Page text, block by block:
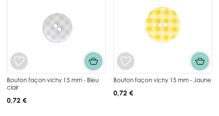
Bouton façon vichy 15 mm - Bleu
clair
0,72 €
Bouton façon vichy 15 mm - Jaune
0,72 €